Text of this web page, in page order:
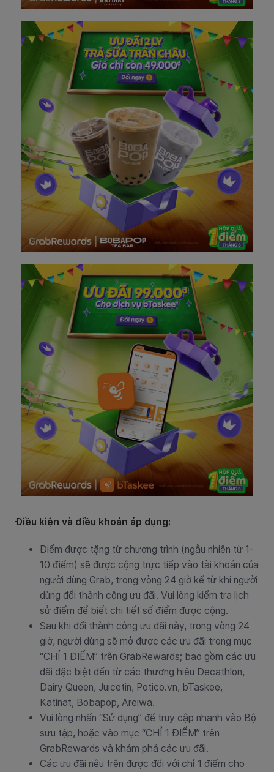
Điều kiện và điều khoản áp dụng:
Điểm được tặng từ chương trình (ngẫu nhiên từ 1-
10 điểm) sẽ được cộng trực tiếp vào tài khoản của
người dùng Grab, trong vòng 24 giờ kể từ khi người
dùng đổi thành công ưu đãi. Vui lòng kiểm tra lịch
sử điểm để biết chi tiết số điểm được cộng.
Sau khi đổi thành công ưu đãi này, trong vòng 24
giờ, người dùng sẽ mở được các ưu đãi trong mục
“CHỈ 1 ĐIỂM” trên GrabRewards; bao gồm các ưu
đãi đặc biệt đến từ các thương hiệu Decathlon,
Dairy Queen, Juicetin, Potico.vn, bTaskee,
Katinat, Bobapop, Areiwa.
Vui lòng nhấn “Sử dụng” để truy cập nhanh vào Bộ
sưu tập, hoặc vào mục “CHỈ 1 ĐIỂM” trên
GrabRewards và khám phá các ưu đãi.
Các ưu đãi nêu trên được đổi với chỉ 1 điểm cho